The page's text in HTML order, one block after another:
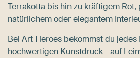
Terrakotta bis hin zu kräftigem
natürlichem oder elegantem
Bei Art Heroes bekommst du jedes
hochwertigen Kunstdruck - auf